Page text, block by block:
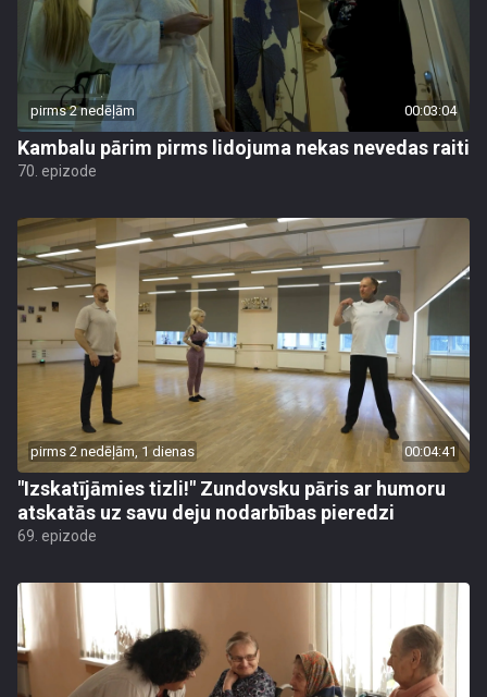
pirms 2 nedēļām 00:03:04
Kambalu pārim pirms lidojuma nekas nevedas raiti
70. epizode
pirms 2 nedēļām, 1 dienas 00:04:41
"Izskatījāmies tizli!" Zundovsku pāris ar humoru
atskatās uz savu deju nodarbības pieredzi
69. epizode